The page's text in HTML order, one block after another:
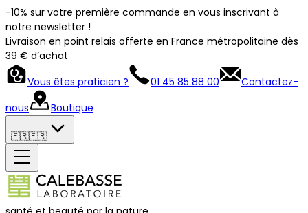
-10% sur votre première commande en vous inscrivant à
notre newsletter !
Livraison en point relais offerte en France métropolitaine dès
39 € d’achat
Vous êtes praticien ?
01 45 85 88 00
Contactez-
nous
Boutique
🇫🇷🇫🇷